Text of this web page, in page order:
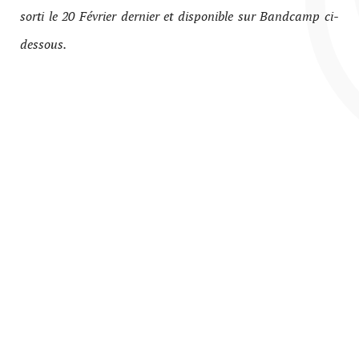
sorti le 20 Février dernier et disponible sur Bandcamp ci-
dessous.